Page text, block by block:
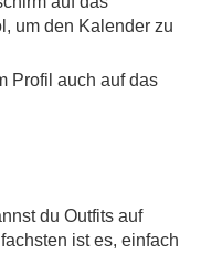
um den Kalender zu
Profil auch auf das
du Outfits auf
ist es, einfach